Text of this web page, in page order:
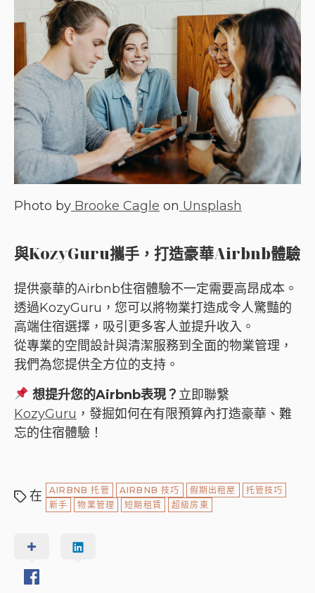
Photo by Brooke Cagle on Unsplash
與KozyGuru攜手，打造豪華Airbnb體驗
提供豪華的Airbnb住宿體驗不一定需要高昂成本。
透過KozyGuru，您可以將物業打造成令人驚豔的
高端住宿選擇，吸引更多客人並提升收入。
從專業的空間設計與清潔服務到全面的物業管理，
我們為您提供全方位的支持。
想提升您的Airbnb表現？ 立即聯繫
KozyGuru ，發掘如何在有限預算內打造豪華、難
忘的住宿體驗！
在 AIRBNB 托管 AIRBNB 技巧 假期出租屋
托管技巧
新手
物業管理 短期租賃 超級房東